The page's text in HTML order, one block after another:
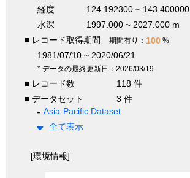
経度
124.192300 ~ 143.400000
水深
1997.000 ~ 2027.000 m
■ レコード取得期間
期間有り： 100 %
1981/07/10 ~ 2020/06/21
* データの最終更新日：2026/03/19
■ レコード数
118 件
■ データセット
3 件
Asia-Pacific Dataset
全て表示
[環境情報]